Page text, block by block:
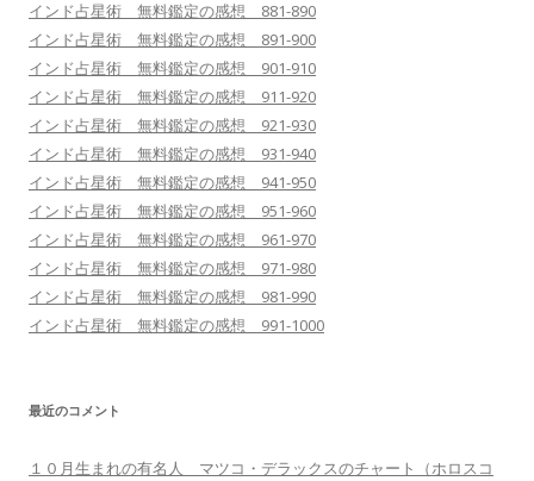
インド占星術 無料鑑定の感想 881-890
インド占星術 無料鑑定の感想 891-900
インド占星術 無料鑑定の感想 901-910
インド占星術 無料鑑定の感想 911-920
インド占星術 無料鑑定の感想 921-930
インド占星術 無料鑑定の感想 931-940
インド占星術 無料鑑定の感想 941-950
インド占星術 無料鑑定の感想 951-960
インド占星術 無料鑑定の感想 961-970
インド占星術 無料鑑定の感想 971-980
インド占星術 無料鑑定の感想 981-990
インド占星術 無料鑑定の感想 991-1000
最近のコメント
１０月生まれの有名人 マツコ・デラックスのチャート（ホロスコ